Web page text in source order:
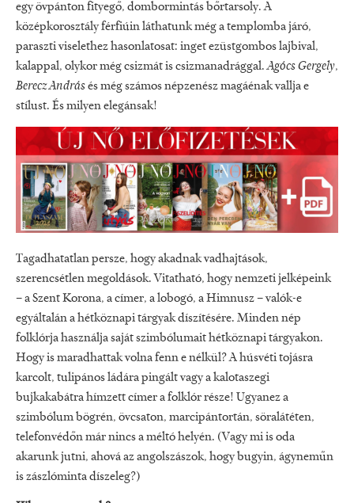
egy övpánton fityegő, dombormintás bőrtarsoly. A
középkorosztály férfiúin láthatunk még a templomba járó,
paraszti viselethez hasonlatosat: inget ezüstgombos lajbival,
kalappal, olykor még csizmát is csizmanadrággal.Agócs Gergely,
Berecz Andrásés még számos népzenész magáénak vallja e
stílust. És milyen elegánsak!
Tagadhatatlan persze, hogy akadnak vadhajtások,
szerencsétlen megoldások. Vitatható, hogy nemzeti jelképeink
– a Szent Korona, a címer, a lobogó, a Himnusz – valók-e
egyáltalán a hétköznapi tárgyak díszítésére. Minden nép
folklórja használja saját szimbólumait hétköznapi tárgyakon.
Hogy is maradhattak volna fenn e nélkül? A húsvéti tojásra
karcolt, tulipános ládára pingált vagy a kalotaszegi
bujkakabátra hímzett címer a folklór része! Ugyanez a
szimbólum bögrén, övcsaton, marcipántortán, söralátéten,
telefonvédőn már nincs a méltó helyén. (Vagy mi is oda
akarunk jutni, ahová az angolszászok, hogy bugyin, ágyneműn
is zászlóminta díszeleg?)